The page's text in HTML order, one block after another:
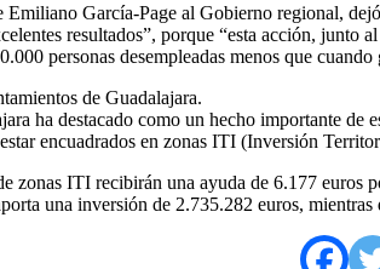
García-Page al Gobierno regional,
resultados”, porque “esta acción, junto
personas desempleadas menos que cuando
de Guadalajara.
ha destacado como un hecho importante
encuadrados en zonas ITI (Inversión
zonas ITI recibirán una ayuda de 6.177 euros
una inversión de 2.735.282 euros,